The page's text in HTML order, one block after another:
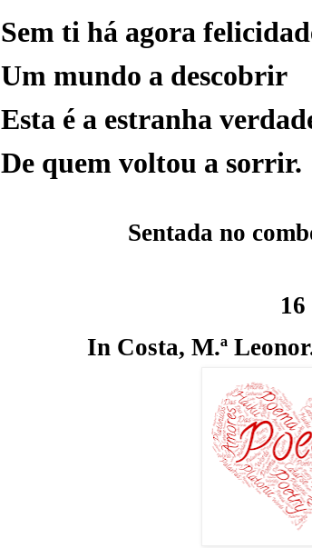
Sem ti há agora
Um mundo a descobrir
Esta é a estranha
De quem voltou a sorrir.
Sentada no
In Costa, M.ª